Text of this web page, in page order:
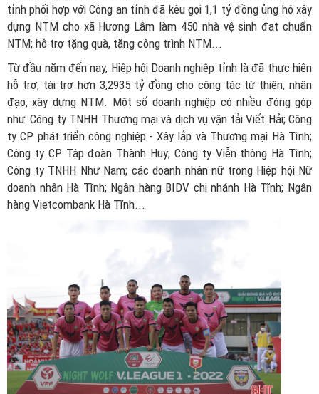
tỉnh phối hợp với Công an tỉnh đã kêu gọi 1,1 tỷ đồng ủng hộ xây
dựng NTM cho xã Hương Lâm làm 450 nhà vệ sinh đạt chuẩn
NTM; hỗ trợ tặng quà, tặng công trình NTM...
Từ đầu năm đến nay, Hiệp hội Doanh nghiệp tỉnh là đã thực hiện
hỗ trợ, tài trợ hơn 3,2935 tỷ đồng cho công tác từ thiện, nhân
đạo, xây dựng NTM. Một số doanh nghiệp có nhiều đóng góp
như: Công ty TNHH Thương mại và dịch vụ vận tải Viết Hải; Công
ty CP phát triển công nghiệp - Xây lắp và Thương mại Hà Tĩnh;
Công ty CP Tập đoàn Thành Huy; Công ty Viễn thông Hà Tĩnh;
Công ty TNHH Như Nam; các doanh nhân nữ trong Hiệp hội Nữ
doanh nhân Hà Tĩnh; Ngân hàng BIDV chi nhánh Hà Tĩnh; Ngân
hàng Vietcombank Hà Tĩnh...